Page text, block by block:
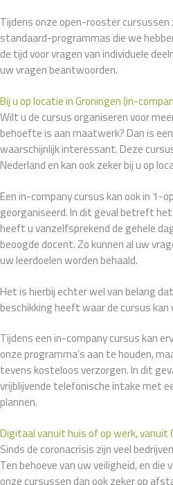
Tijdens onze open-rooster cursussen
standaard-programmas die we
de tijd voor vragen van individuele
uw vragen beantwoorden.
Bij u op locatie in Groningen (in-
Wilt u de cursus organiseren voor
behoefte is aan maatwerk? Dan is
waarschijnlijk interessant. Deze
Nederland en kan ook zeker bij u op
Een in-company cursus kan ook in 1-
georganiseerd. In dit geval betreft
heeft u vanzelfsprekend de gehele
beoogde docent. Zo kunnen al uw
uw leerdoelen worden behaald.
Het is hierbij echter wel van belang
beschikking heeft waar de cursus kan
Tijdens een in-company cursus kan
onze programma’s aan te houden,
tevens kosteloos verzorgen. In dit
vrijblijvende telefonische intake met
plannen.
Digitaal vanuit huis of op werk, vanuit
Sinds de coronacrisis zijn veel
Ten behoeve van uw veiligheid, en
onze cursussen dan ook zeker op